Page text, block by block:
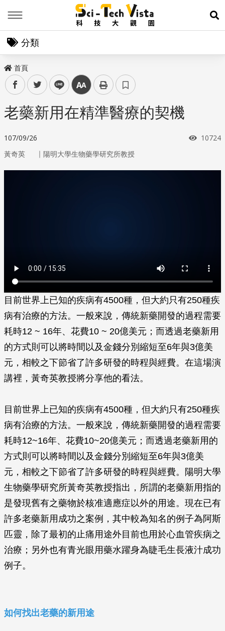
展
分類
首頁
facebooktwitter line 中
老藥新用在精準醫療的契機
107/09/26 瀏覽次
10724
黃奇英 ｜ 陽明大學生物藥學研究所教授
目前世界上已知的疾病有4500種，但大約只有250種疾
病有治療的方法。一般來說，傳統新藥開發的過程需要
耗時12 ~ 16年、花費10 ~ 20億美元；而透過老藥新用
的方式則可以將時間以及金錢分別縮短至6年與3億美
元，相較之下節省了許多研發的時程與經費。在這場演
講裡，黃奇英教授將分享他的看法。
目前世界上已知的疾病有4500種，但大約只有250種疾
病有治療的方法。一般來說，傳統新藥開發的過程需要
耗時12~16年、花費10~20億美元；而透過老藥新用的
方式則可以將時間以及金錢分別縮短至6年與3億美
元，相較之下節省了許多研發的時程與經費。陽明大學
生物藥學研究所黃奇英教授指出，所謂的老藥新用指的
是發現舊有之藥物於核准適應症以外的用途。現在已有
許多老藥新用成功之案例，其中較為知名的例子為阿斯
匹靈，除了最初的止痛用途外目前也用於心血管疾病之
治療；另外也有青光眼用藥水躍身為睫毛生長液汁成功
例子。
如何找出老藥的新用途